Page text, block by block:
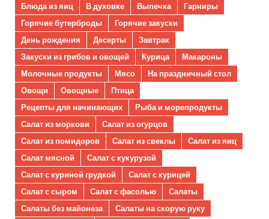
Блюда из яиц В духовке Выпечка
Гарниры
Горячие бутерброды
Горячие закуски
День рождения
Десерты
Завтрак
Закуски из грибов и овощей
Курица
Макароны
Молочные продукты
Мясо
На праздничный стол
Овощи
Овощные
Птица
Рецепты для начинающих
Рыба и морепродукты
Салат из моркови
Салат из огурцов
Салат из помидоров
Салат из свеклы
Салат из яиц
Салат мясной
Салат с кукурузой
Салат с куриной грудкой
Салат с курицей
Салат с сыром
Салат с фасолью
Салаты
Салаты без майонеза
Салаты на скорую руку